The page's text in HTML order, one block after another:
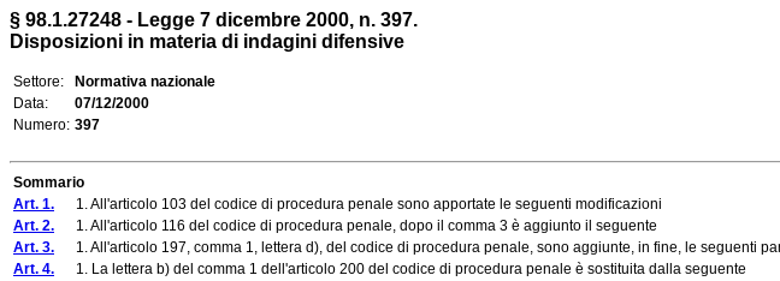
§ 98.1.27248 - Legge 7 dicembre 2000, n. 397.
Disposizioni in materia di indagini difensive
Settore:
Normativa nazionale
Data:
07/12/2000
Numero: 397
Sommario
Art. 1. 1. All'articolo 103 del codice di procedura penale sono apportate le seguenti modificazioni
Art. 2. 1. All'articolo 116 del codice di procedura penale, dopo il comma 3 è aggiunto il seguente
Art. 3. 1. All'articolo 197, comma 1, lettera d), del codice di procedura penale, sono aggiunte, in fine, le seguenti
Art. 4. 1. La lettera b) del comma 1 dell'articolo 200 del codice di procedura penale è sostituita dalla seguente